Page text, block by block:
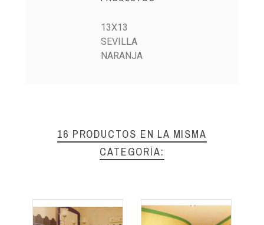
13X13
SEVILLA
NARANJA
16 PRODUCTOS EN LA MISMA
CATEGORÍA: